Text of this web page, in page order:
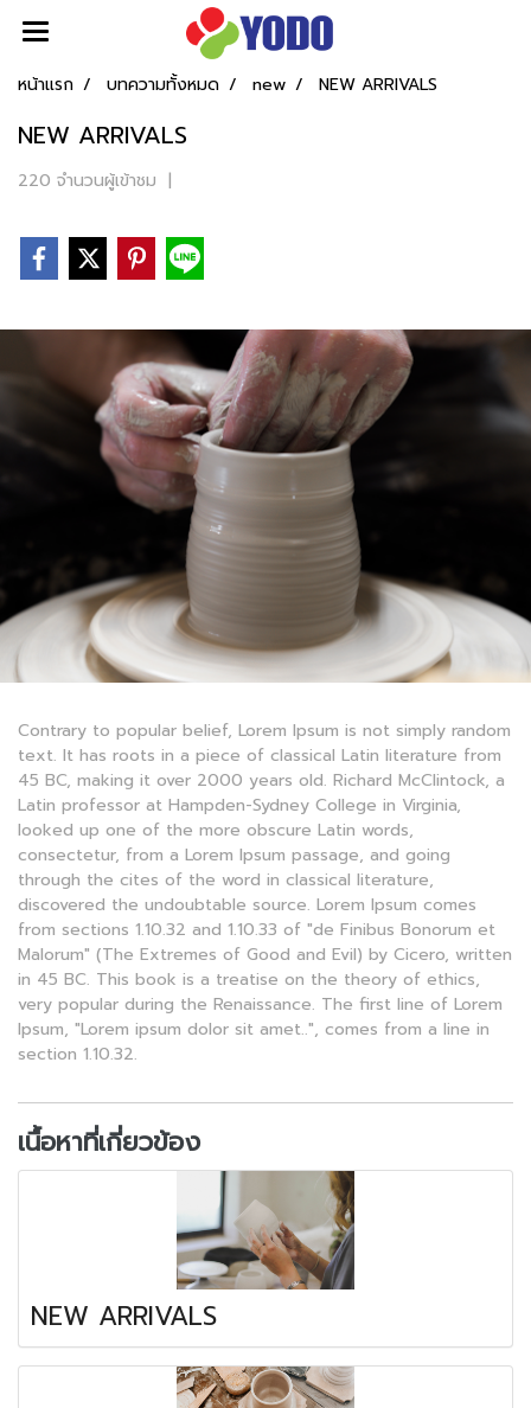
หน้าแรก บทความทั้งหมด new NEW ARRIVALS
NEW ARRIVALS
220 จำนวนผู้เข้าชม |
Contrary to popular belief, Lorem Ipsum is not simply random
text. It has roots in a piece of classical Latin literature from
45 BC, making it over 2000 years old. Richard McClintock, a
Latin professor at Hampden-Sydney College in Virginia,
looked up one of the more obscure Latin words,
consectetur, from a Lorem Ipsum passage, and going
through the cites of the word in classical literature,
discovered the undoubtable source. Lorem Ipsum comes
from sections 1.10.32 and 1.10.33 of "de Finibus Bonorum et
Malorum" (The Extremes of Good and Evil) by Cicero, written
in 45 BC. This book is a treatise on the theory of ethics,
very popular during the Renaissance. The first line of Lorem
Ipsum, "Lorem ipsum dolor sit amet..", comes from a line in
section 1.10.32.
เนื้อหาที่เกี่ยวข้อง
NEW ARRIVALS